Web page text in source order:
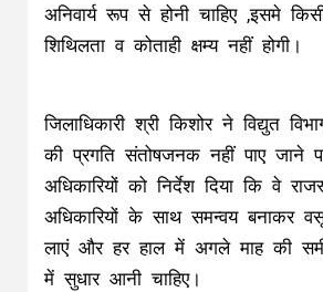
अनिवार्य रूप से होनी चाहिए ,इसमे
शिथिलता व कोताही क्षम्य नहीं होगी।
जिलाधिकारी श्री किशोर ने विद्युत
की प्रगति संतोषजनक नहीं पाए जाने
अधिकारियों को निर्देश दिया कि वे
अधिकारियों के साथ समन्वय बनाकर
लाएं और हर हाल में अगले माह की
में सुधार आनी चाहिए।